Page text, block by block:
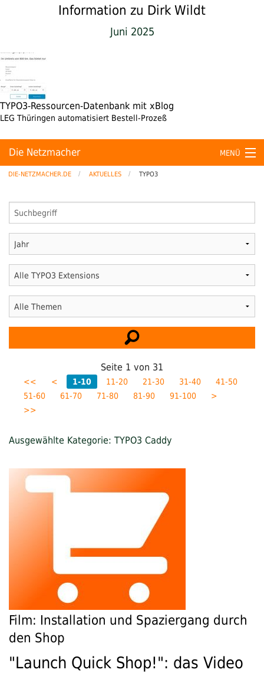
Information zu Dirk Wildt
Juni 2025
TYPO3-Ressourcen-Datenbank mit xBlog
LEG Thüringen automatisiert Bestell-Prozeß
Die Netzmacher MENÜ
Hosting
Kunden
Login
DIE-NETZMACHER.DE AKTUELLES TYPO3
Seite 1 von 31
<< < 1-10 11-20 21-30 31-40
41-50
51-60
61-70 71-80 81-90 91-100
>
>>
Ausgewählte Kategorie: TYPO3 Caddy
Film: Installation und Spaziergang durch
den Shop
"Launch Quick Shop!": das Video